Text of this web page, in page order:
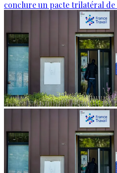
conclure un pacte trilatéral de